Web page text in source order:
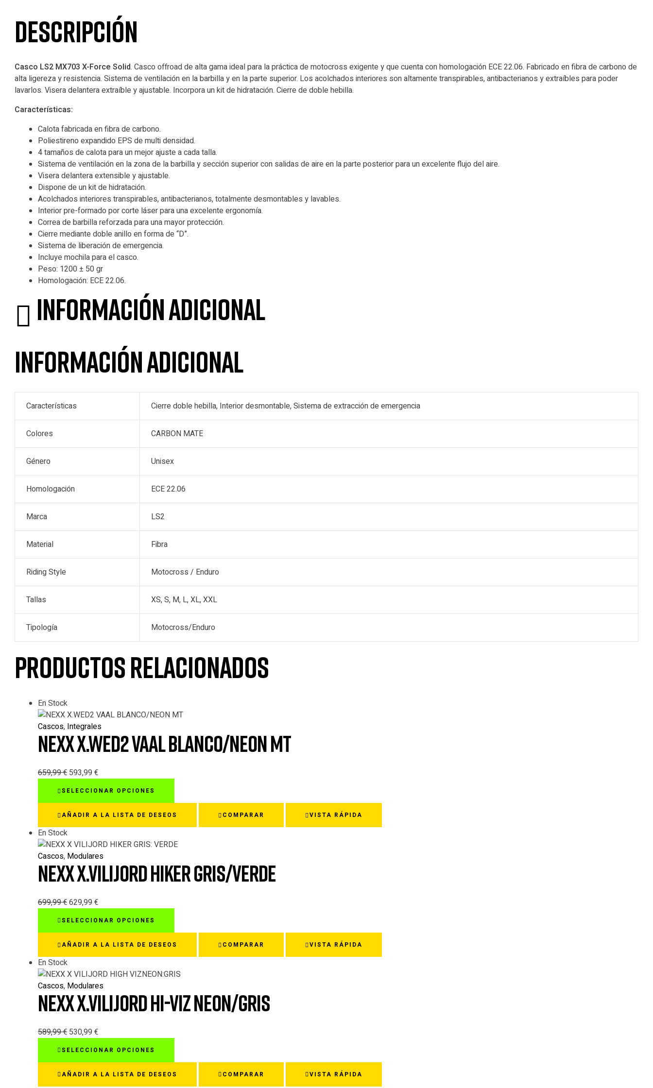
Descripción
Casco LS2 MX703 X-Force Solid. Casco offroad de alta gama ideal para la práctica de motocross exigente y que cuenta con homologación ECE 22.06. Fabricado en fibra de carbono de
alta ligereza y resistencia. Sistema de ventilación en la barbilla y en la parte superior. Los acolchados interiores son altamente transpirables, antibacterianos y extraíbles para poder
lavarlos. Visera delantera extraíble y ajustable. Incorpora un kit de hidratación. Cierre de doble hebilla.
Características:
Calota fabricada en fibra de carbono.
Poliestireno expandido EPS de multi densidad.
4 tamaños de calota para un mejor ajuste a cada talla.
Sistema de ventilación en la zona de la barbilla y sección superior con salidas de aire en la parte posterior para un excelente flujo del aire.
Visera delantera extensible y ajustable.
Dispone de un kit de hidratación.
Acolchados interiores transpirables, antibacterianos, totalmente desmontables y lavables.
Interior pre-formado por corte láser para una excelente ergonomía.
Correa de barbilla reforzada para una mayor protección.
Cierre mediante doble anillo en forma de “D”.
Sistema de liberación de emergencia.
Incluye mochila para el casco.
Peso: 1200 ± 50 gr
Homologación: ECE 22.06.
Información adicional
Información adicional
Características Cierre doble hebilla, Interior desmontable, Sistema de extracción de emergencia
Colores CARBON MATE
Género Unisex
Homologación ECE 22.06
Marca LS2
Material Fibra
Riding Style Motocross / Enduro
Tallas XS, S, M, L, XL, XXL
Tipología Motocross/Enduro
Productos relacionados
En Stock
Cascos, Integrales
NEXX X.WED2 VAAL BLANCO/NEON MT
659,99€ 593,99 €
SELECCIONAR OPCIONES
múltiples
variantes.
Las
se
pueden
la
de
producto
AÑADIR A LA LISTA DE DESEOS COMPARAR VISTA RÁPIDA
En Stock
Cascos, Modulares
NEXX X.VILIJORD HIKER GRIS/VERDE
699,99€629,99 €
SELECCIONAR OPCIONES
múltiples
variantes.
Las
se
pueden
la
de
producto
AÑADIR A LA LISTA DE DESEOS COMPARAR VISTA RÁPIDA
En Stock
Cascos, Modulares
NEXX X.VILIJORD HI-VIZ NEON/GRIS
589,99€ 530,99 €
SELECCIONAR OPCIONES
múltiples
AÑADIR A LA LISTA DE DESEOS COMPARAR VISTA RÁPIDA